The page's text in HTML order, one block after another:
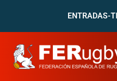
ENTRADAS-